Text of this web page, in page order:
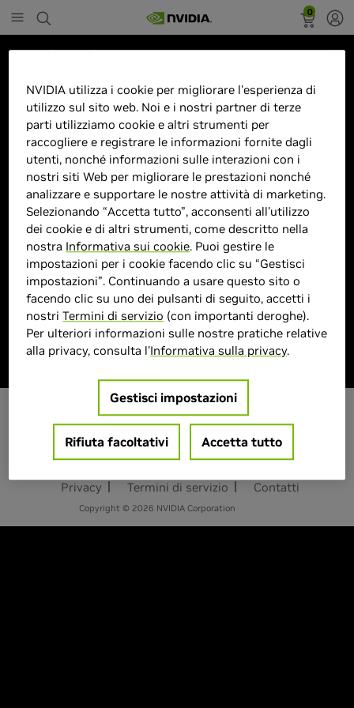
0
Marketplace
38BR85QC-W.AEU Monitor
Monitor PC 96,5 cm (38") 3840 x
1600 Pixel UltraWide Quad HD+
LCD Bianco
> Display : 37"| 3840 x 1600 Pixel |
> MPN : 0195174073544
Prodotto esaurito
IT - ITALIA
Privacy Termini di servizio Contatti
Copyright © 2026 NVIDIA Corporation
NVIDIA utilizza i cookie per migliorare l'esperienza di
utilizzo sul sito web. Noi e i nostri partner di terze
parti utilizziamo cookie e altri strumenti per
raccogliere e registrare le informazioni fornite dagli
utenti, nonché informazioni sulle interazioni con i
nostri siti Web per migliorare le prestazioni nonché
analizzare e supportare le nostre attività di marketing.
Selezionando “Accetta tutto”, acconsenti all'utilizzo
dei cookie e di altri strumenti, come descritto nella
nostra Informativa sui cookie. Puoi gestire le
impostazioni per i cookie facendo clic su “Gestisci
impostazioni”. Continuando a usare questo sito o
facendo clic su uno dei pulsanti di seguito, accetti i
nostriTermini di servizio (con importanti deroghe).
Per ulteriori informazioni sulle nostre pratiche relative
alla privacy, consulta l'Informativa sulla privacy.
Gestisci impostazioni
Rifiuta facoltativi Accetta tutto